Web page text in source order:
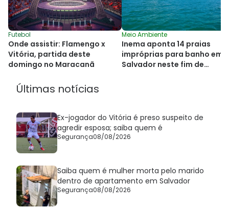
Futebol
Onde assistir: Flamengo x
Vitória, partida deste
domingo no Maracanã
Meio Ambiente
Inema aponta 14 praias
impróprias para banho em
Salvador neste fim de
Últimas notícias
Ex-jogador do Vitória é preso suspeito de
agredir esposa; saiba quem é
Segurança08/08/2026
Saiba quem é mulher morta pelo marido
dentro de apartamento em Salvador
Segurança08/08/2026